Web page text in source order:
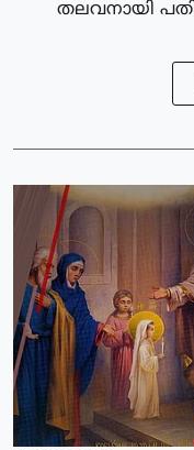
തലവനായി